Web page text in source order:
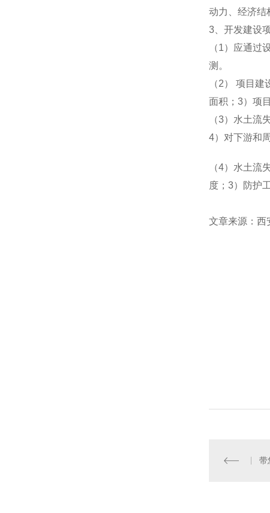
动力、经济结
3、开发建设
（1）应通过
测。
（2） 项目
面积；3）项
（3）水土流
4）对下游和
（4）水土流
度；3）防护
文章来源：西
带